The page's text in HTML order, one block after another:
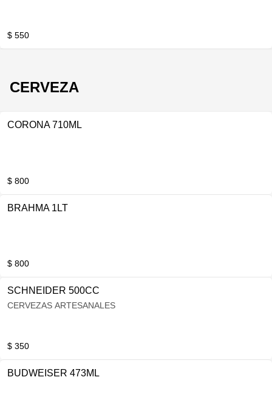
$ 550
CERVEZA
CORONA 710ML
$ 800
BRAHMA 1LT
$ 800
SCHNEIDER 500CC
CERVEZAS ARTESANALES
$ 350
BUDWEISER 473ML